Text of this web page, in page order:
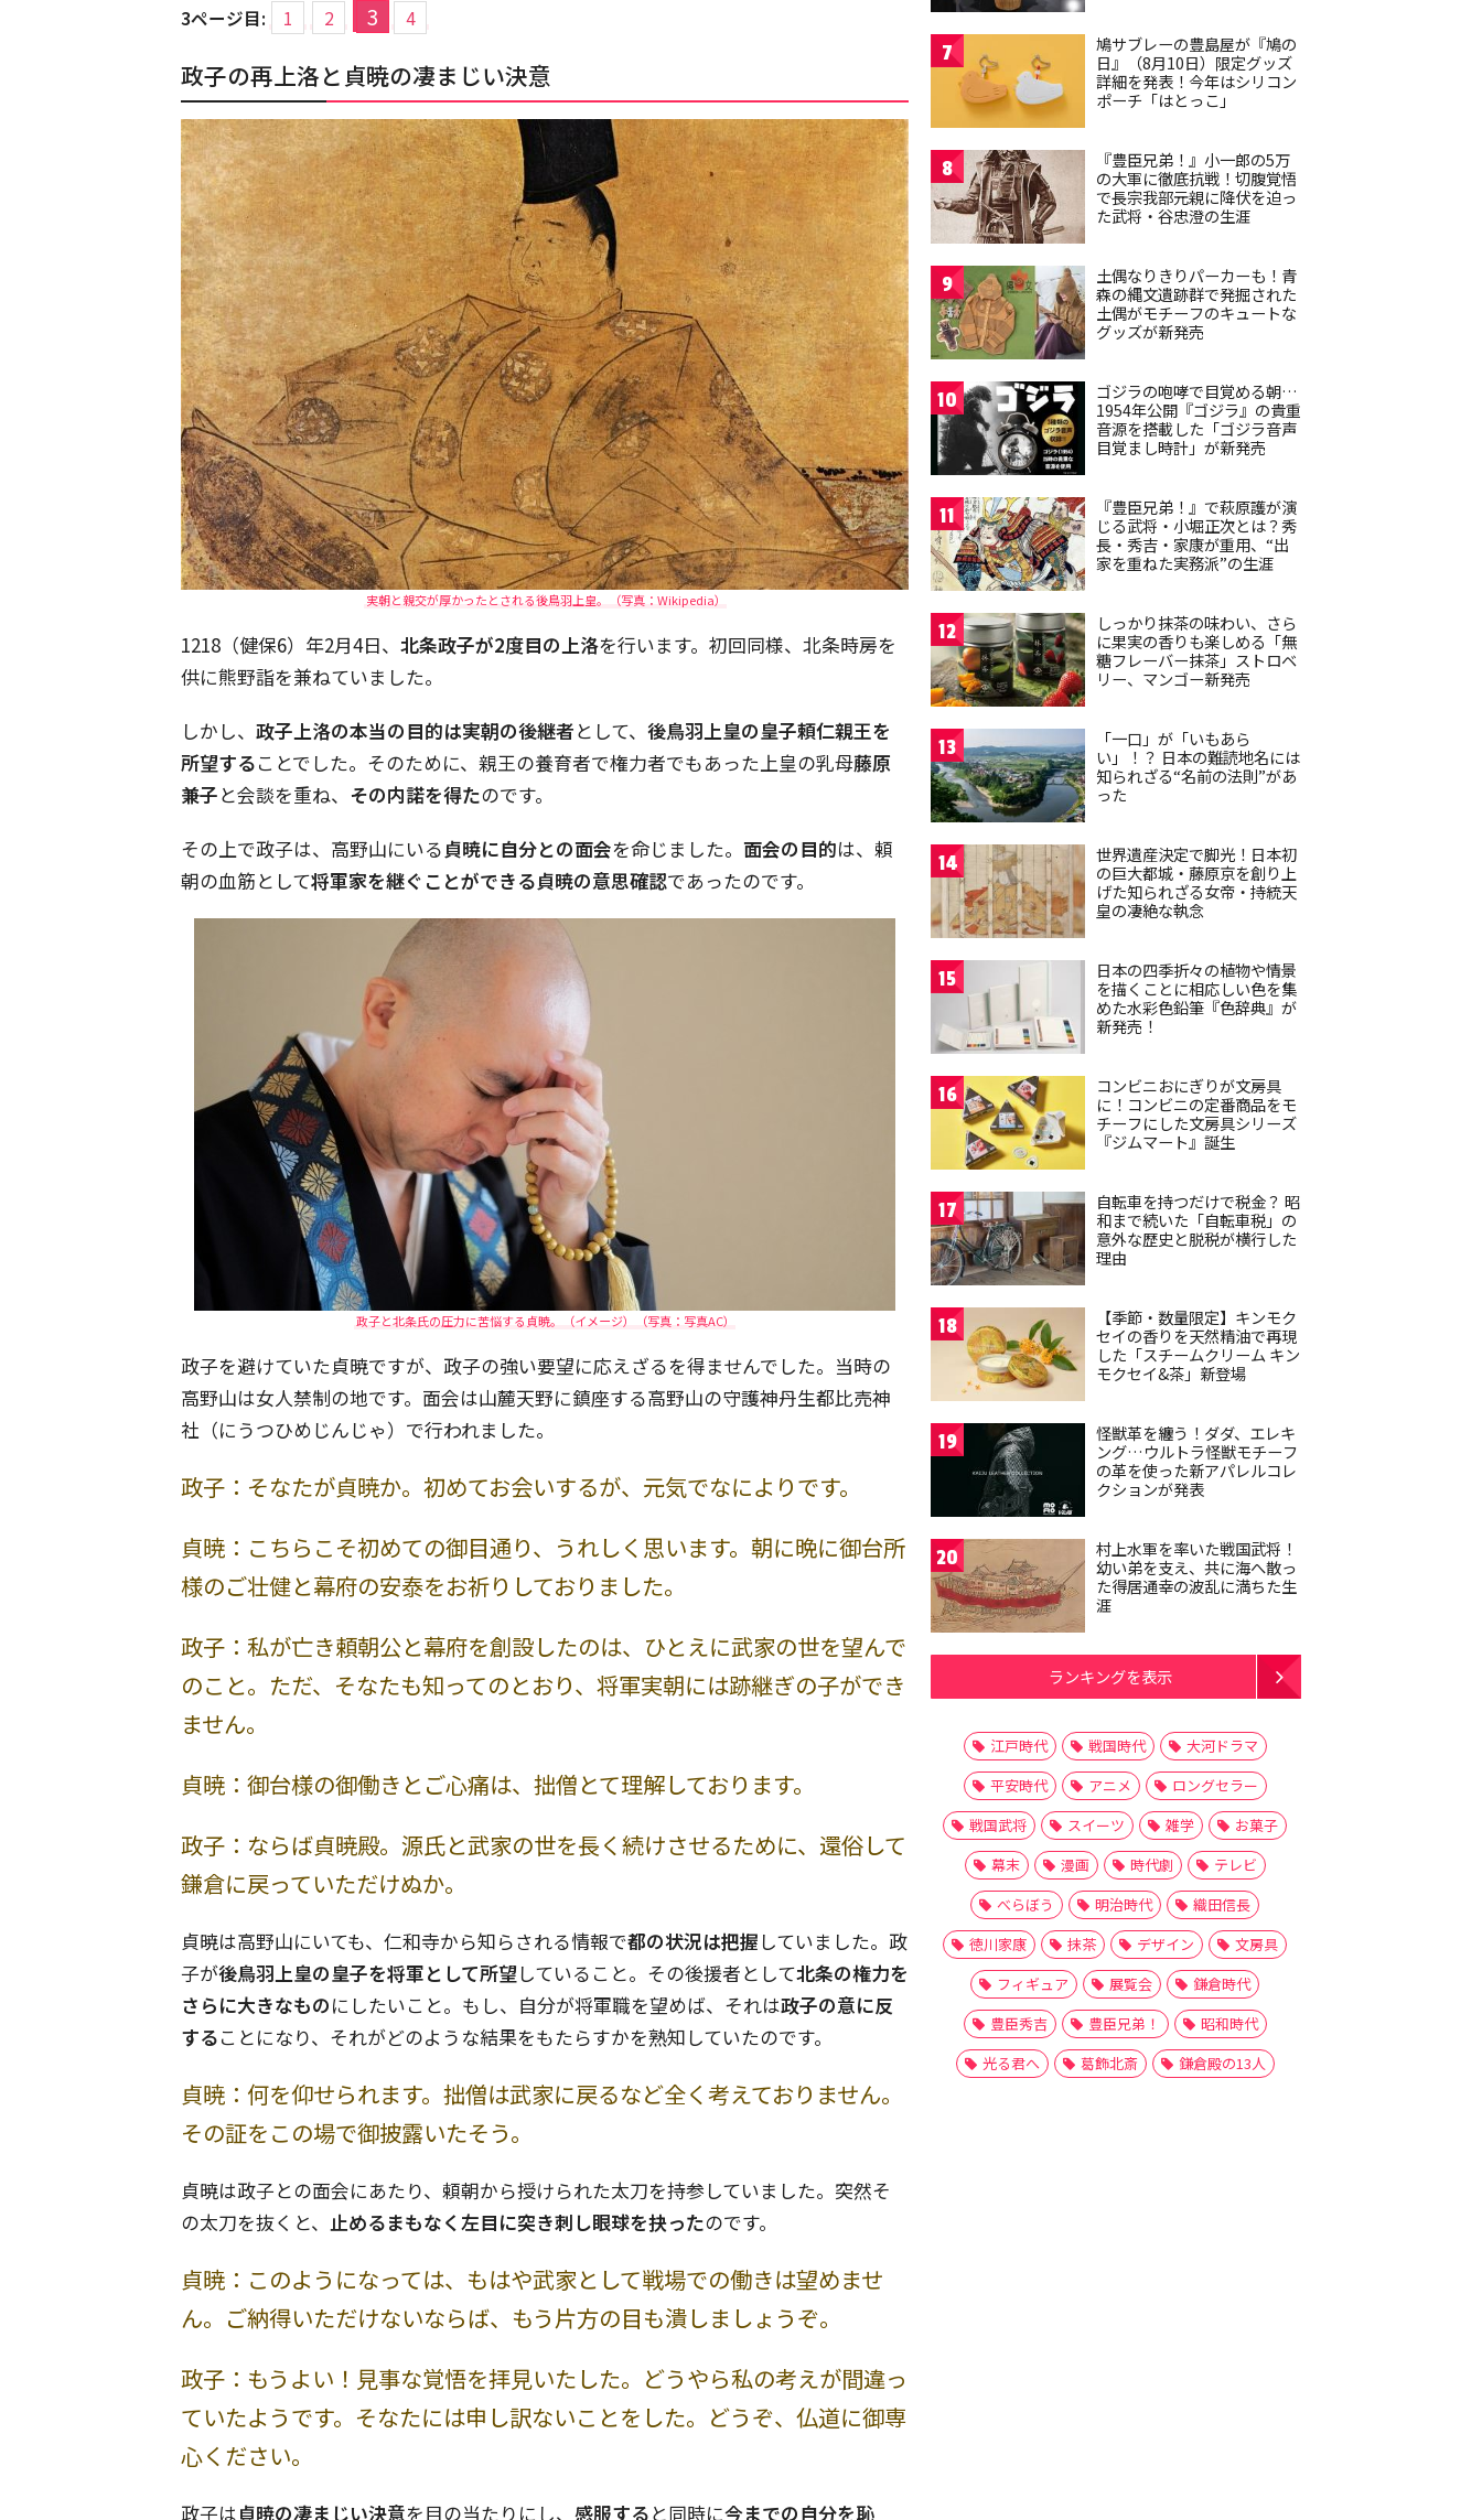
3ページ目: 1 2 3 4
政子の再上洛と貞暁の凄まじい決意
実朝と親交が厚かったとされる後鳥羽上皇。（写真：Wikipedia）
1218（健保6）年2月4日、 北条政子が2度目の上洛を行います。初回同様、北条時房を
供に熊野詣を兼ねていました。
しかし、 政子上洛の本当の目的は実朝の後継者として、 後鳥羽上皇の皇子頼仁親王を
所望することでした。そのために、親王の養育者で権力者でもあった上皇の乳母藤原
兼子と会談を重ね、 その内諾を得たのです。
その上で政子は、高野山にいる貞暁に自分との面会を命じました。 面会の目的は、頼
朝の血筋として将軍家を継ぐことができる貞暁の意思確認であったのです。
政子と北条氏の圧力に苦悩する貞暁。（イメージ）（写真：写真AC）
政子を避けていた貞暁ですが、政子の強い要望に応えざるを得ませんでした。当時の
高野山は女人禁制の地です。面会は山麓天野に鎮座する高野山の守護神丹生都比売神
社（にうつひめじんじゃ）で行われました。
政子：そなたが貞暁か。初めてお会いするが、元気でなによりです。
貞暁：こちらこそ初めての御目通り、うれしく思います。朝に晩に御台所
様のご壮健と幕府の安泰をお祈りしておりました。
政子：私が亡き頼朝公と幕府を創設したのは、ひとえに武家の世を望んで
のこと。ただ、そなたも知ってのとおり、将軍実朝には跡継ぎの子ができ
ません。
貞暁：御台様の御働きとご心痛は、拙僧とて理解しております。
政子：ならば貞暁殿。源氏と武家の世を長く続けさせるために、還俗して
鎌倉に戻っていただけぬか。
貞暁は高野山にいても、仁和寺から知らされる情報で都の状況は把握 していました。政
子が後鳥羽上皇の皇子を将軍として所望 していること。その後援者として北条の権力を
さらに大きなものにしたいこと。もし、自分が将軍職を望めば、それは政子の意に反
することになり、それがどのような結果をもたらすかを熟知していたのです。
貞暁：何を仰せられます。拙僧は武家に戻るなど全く考えておりません。
その証をこの場で御披露いたそう。
貞暁は政子との面会にあたり、頼朝から授けられた太刀を持参していました。突然そ
の太刀を抜くと、 止めるまもなく左目に突き刺し眼球を抉ったのです。
貞暁：このようになっては、もはや武家として戦場での働きは望めませ
ん。ご納得いただけないならば、もう片方の目も潰しましょうぞ。
政子：もうよい！見事な覚悟を拝見いたした。どうやら私の考えが間違っ
ていたようです。そなたには申し訳ないことをした。どうぞ、仏道に御専
心ください。
政子は貞暁の凄まじい決意を目の当たりにし、 感服すると同時に今までの自分を恥
7
鳩サブレーの豊島屋が『鳩の
日』（8月10日）限定グッズ
詳細を発表！今年はシリコン
ポーチ「はとっこ」
8
『豊臣兄弟！』小一郎の5万
の大軍に徹底抗戦！切腹覚悟
で長宗我部元親に降伏を迫っ
た武将・谷忠澄の生涯
9
土偶なりきりパーカーも！青
森の縄文遺跡群で発掘された
土偶がモチーフのキュートな
グッズが新発売
10
ゴジラの咆哮で目覚める朝…
1954年公開『ゴジラ』の貴重
音源を搭載した「ゴジラ音声
目覚まし時計」が新発売
11
『豊臣兄弟！』で萩原護が演
じる武将・小堀正次とは？秀
長・秀吉・家康が重用、“出
家を重ねた実務派”の生涯
12
しっかり抹茶の味わい、さら
に果実の香りも楽しめる「無
糖フレーバー抹茶」ストロベ
リー、マンゴー新発売
13
「一口」が「いもあら
い」！？ 日本の難読地名には
知られざる“名前の法則”があ
った
14
世界遺産決定で脚光！日本初
の巨大都城・藤原京を創り上
げた知られざる女帝・持統天
皇の凄絶な執念
15
日本の四季折々の植物や情景
を描くことに相応しい色を集
めた水彩色鉛筆『色辞典』が
新発売！
16
コンビニおにぎりが文房具
に！コンビニの定番商品をモ
チーフにした文房具シリーズ
『ジムマート』誕生
17
自転車を持つだけで税金？ 昭
和まで続いた「自転車税」の
意外な歴史と脱税が横行した
理由
18
【季節・数量限定】キンモク
セイの香りを天然精油で再現
した「スチームクリーム キン
モクセイ&茶」新登場
19
怪獣革を纏う！ダダ、エレキ
ング…ウルトラ怪獣モチーフ
の革を使った新アパレルコレ
クションが発表
20
村上水軍を率いた戦国武将！
幼い弟を支え、共に海へ散っ
た得居通幸の波乱に満ちた生
涯
ランキングを表示
江戸時代 戦国時代
大河ドラマ
平安時代
アニメ
ロングセラー
戦国武将
スイーツ 雑学
お菓子
幕末
漫画 時代劇
テレビ
べらぼう
明治時代
織田信長
徳川家康
抹茶 デザイン
文房具
フィギュア
展覧会
鎌倉時代
豊臣秀吉
豊臣兄弟！
昭和時代
光る君へ
葛飾北斎 鎌倉殿の13人